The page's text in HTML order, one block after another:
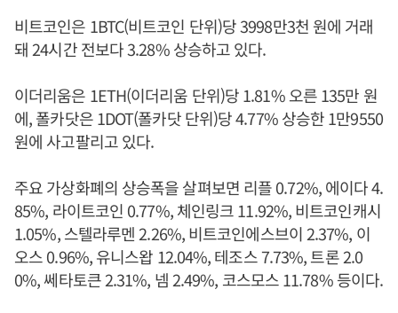
비트코인은 1BTC(비트코인 단위)당 3998만3천 원에 거래
돼 24시간 전보다 3.28% 상승하고 있다.
이더리움은 1ETH(이더리움 단위)당 1.81% 오른 135만 원
에, 폴카닷은 1DOT(폴카닷 단위)당 4.77% 상승한 1만9550
원에 사고팔리고 있다.
주요 가상화폐의 상승폭을 살펴보면 리플 0.72%, 에이다 4.
85%, 라이트코인 0.77%, 체인링크 11.92%, 비트코인캐시
1.05%, 스텔라루멘 2.26%, 비트코인에스브이 2.37%, 이
오스 0.96%, 유니스왑 12.04%, 테조스 7.73%, 트론 2.0
0%, 쎄타토큰 2.31%, 넴 2.49%, 코스모스 11.78% 등이다.